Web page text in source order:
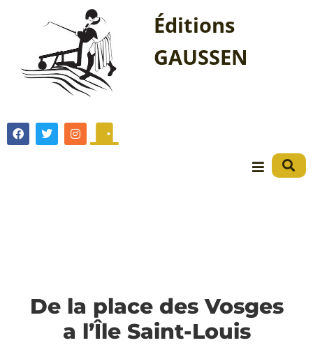
Éditions
GAUSSEN
De la place des Vosges
a l’Île Saint-Louis